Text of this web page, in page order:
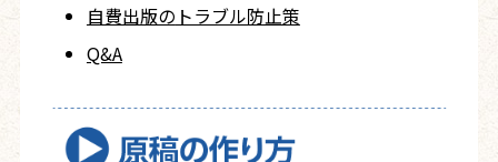
自費出版の トラブル防止策
Q&A